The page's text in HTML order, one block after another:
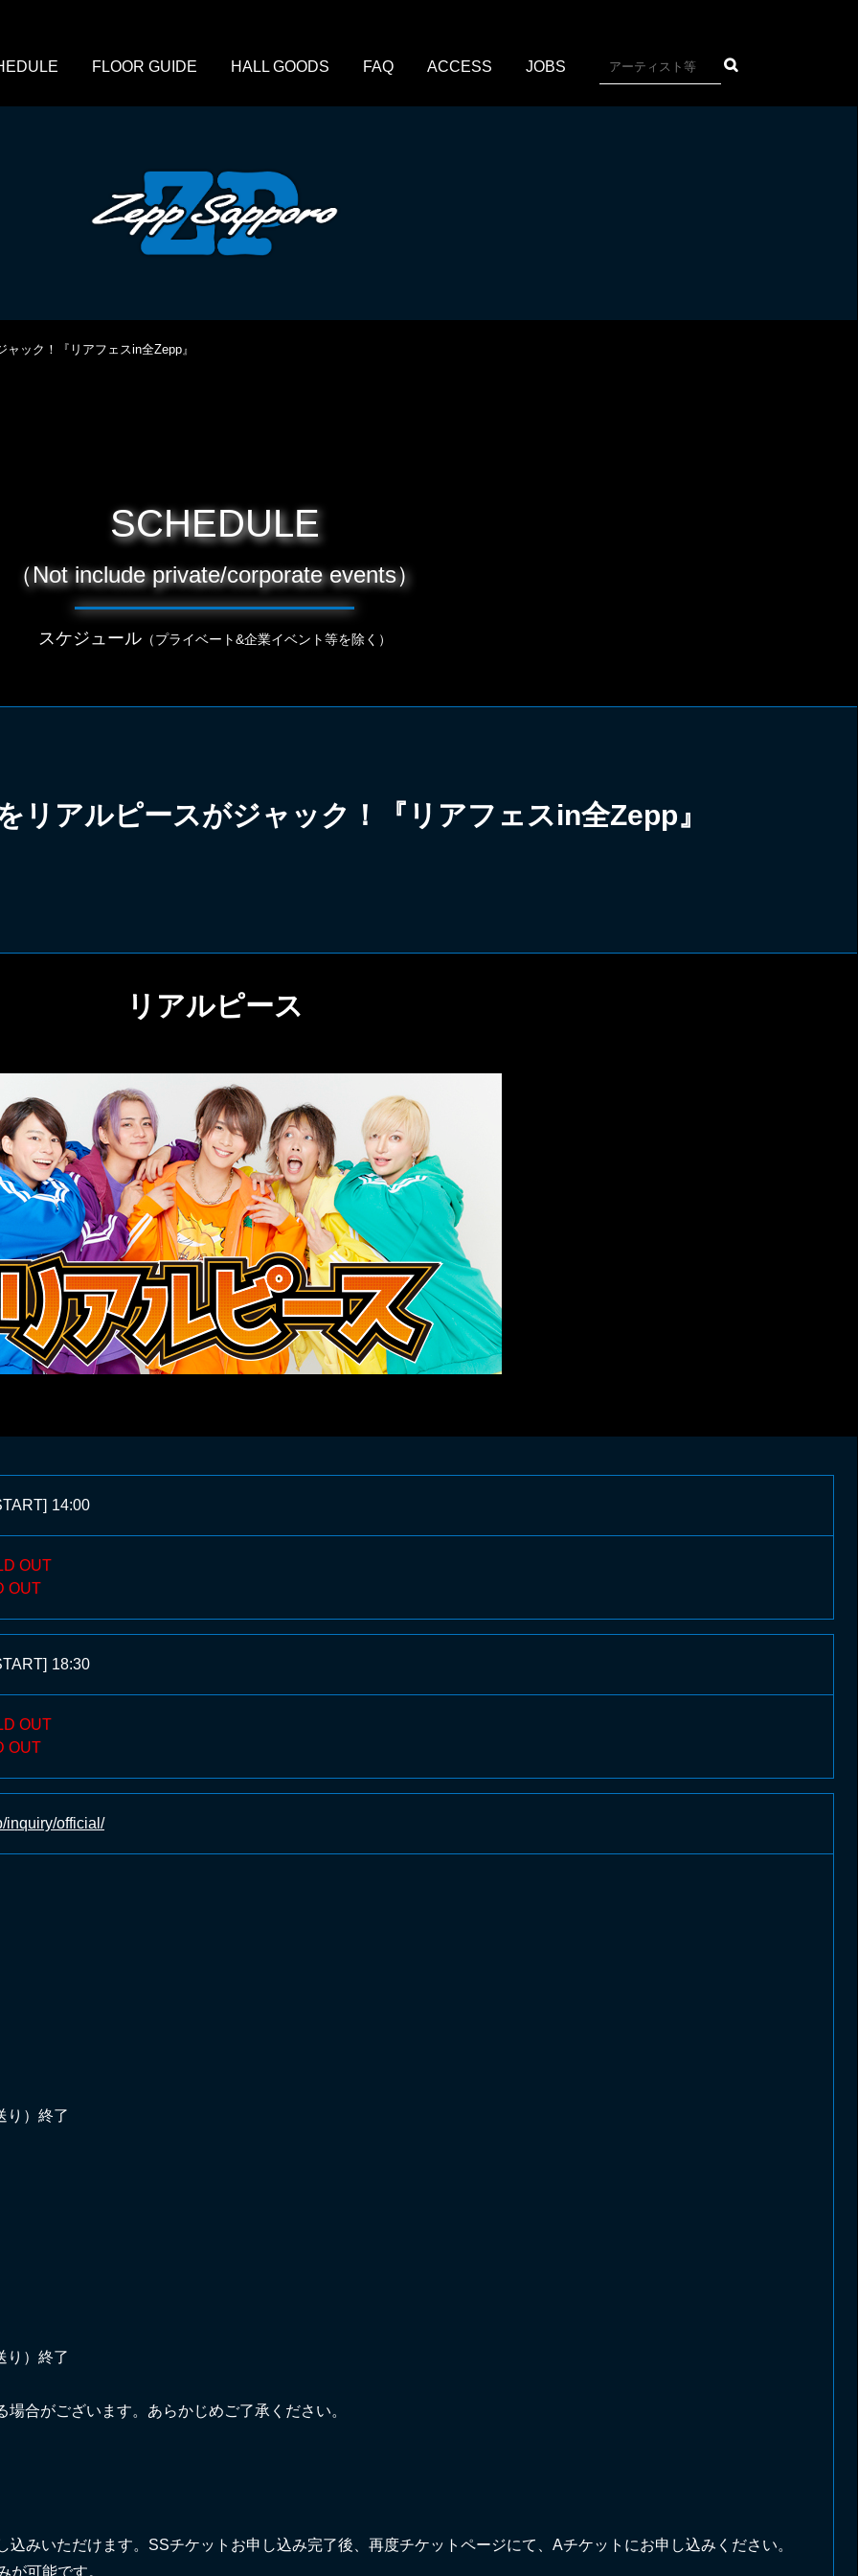
FLOOR GUIDE HALL GOODS FAQ ACCESS JOBS
ック！『リアフェスin全Zepp』
SCHEDULE
（Not include private/corporate events）
スケジュール（プライベート&企業イベント等を除く）
リアルピースがジャック！『リアフェスin全Zepp』
リアルピース
14:00
OUT
OUT
18:30
OUT
OUT
inquiry/official/
）終了
）終了
合がございます。あらかじめご了承ください。
みいただけます。SSチケットお申し込み完了後、再度チケットページにて、Aチケットにお申し込みください。
が可能です。